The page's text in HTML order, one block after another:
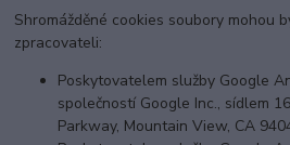
Shromážděné cookies soubory mohou
zpracovateli:
Poskytovatelem služby Google
společností Google Inc., sídlem
Parkway, Mountain View, CA